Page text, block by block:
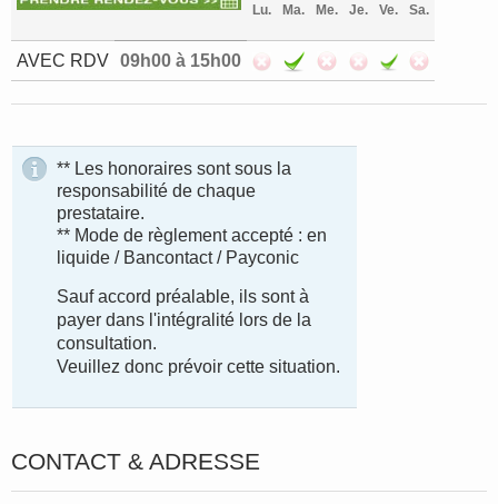
Lu. Ma. Me. Je. Ve. Sa.
AVEC RDV 09h00 à 15h00
** Les honoraires sont sous la
responsabilité de chaque
prestataire.
** Mode de règlement accepté : en
liquide / Bancontact / Payconic
Sauf accord préalable, ils sont à
payer dans l'intégralité lors de la
consultation.
Veuillez donc prévoir cette situation.
CONTACT & ADRESSE